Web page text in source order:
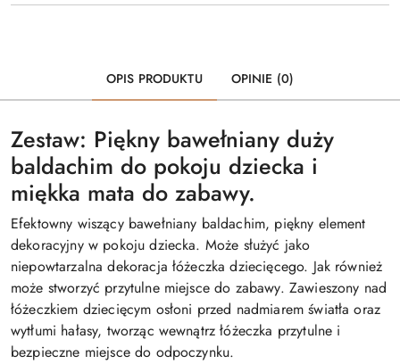
OPIS PRODUKTU OPINIE (0)
Zestaw: Piękny bawełniany duży
baldachim do pokoju dziecka i
miękka mata do zabawy.
Efektowny wiszący bawełniany baldachim, piękny element
dekoracyjny w pokoju dziecka. Może służyć jako
niepowtarzalna dekoracja łóżeczka dziecięcego. Jak również
może stworzyć przytulne miejsce do zabawy. Zawieszony nad
łóżeczkiem dziecięcym osłoni przed nadmiarem światła oraz
wytłumi hałasy, tworząc wewnątrz łóżeczka przytulne i
bezpieczne miejsce do odpoczynku.